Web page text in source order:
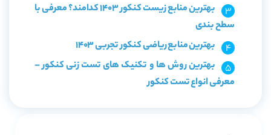
بهترین منابع زیست کنکور 1403 کدامند؟ معرفی با
سطح بندی
بهترین منابع ریاضی کنکور تجربی 1403
بهترین روش ها و تکنیک های تست زنی کنکور –
معرفی انواع تست کنکور